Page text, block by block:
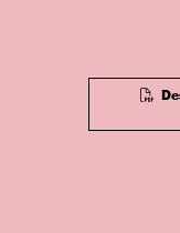
Descargar Guía Docente